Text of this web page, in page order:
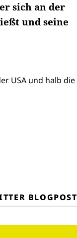
sich an der
und seine
BLOGPOST